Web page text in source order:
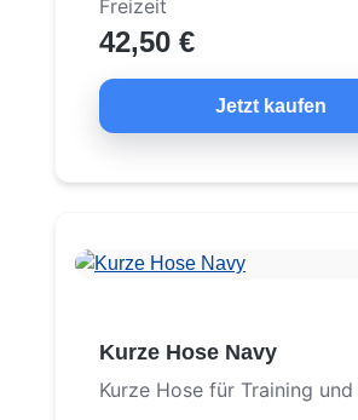
Freizeit
42,50 €
Jetzt kaufen
Kurze Hose Navy
Kurze Hose für Training und